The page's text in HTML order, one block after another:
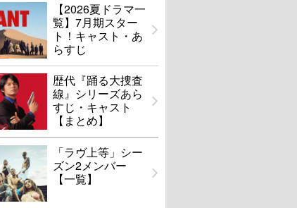
【2026夏ドラマ一
覧】7月期スター
ト！キャスト・あ
らすじ
歴代『踊る大捜査
線』シリーズあら
すじ・キャスト
【まとめ】
「ラヴ上等」シー
ズン2メンバー
【一覧】